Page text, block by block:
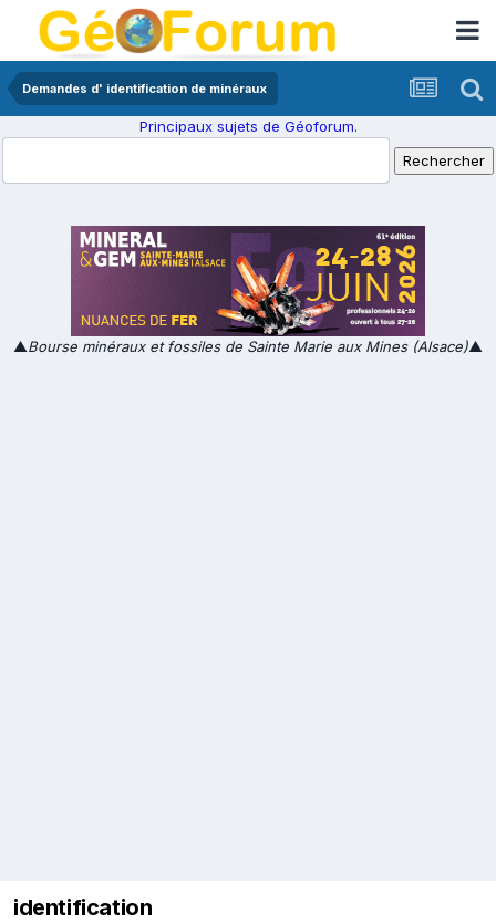
Demandes d' identification de minéraux
Principaux sujets de Géoforum.
▲Bourse minéraux et fossiles de Sainte Marie aux Mines (Alsace)▲
identification